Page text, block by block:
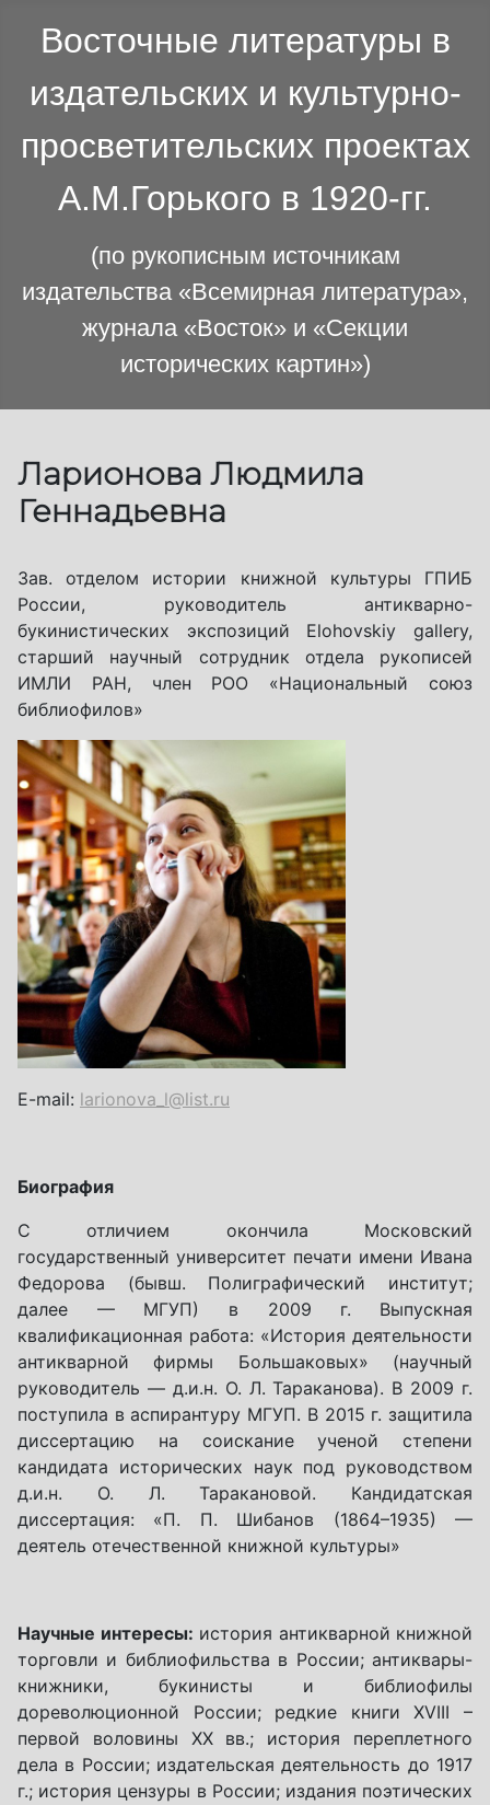
Восточные литературы в
издательских и культурно-
просветительских проектах
А.М.Горького в 1920-гг.
(по рукописным источникам
издательства «Всемирная литература»,
журнала «Восток» и «Секции
исторических картин»)
Ларионова Людмила
Геннадьевна
Зав. отделом истории книжной культуры ГПИБ
России, руководитель антикварно-
букинистических экспозиций Elohovskiy gallery,
старший научный сотрудник отдела рукописей
ИМЛИ РАН, член РОО «Национальный союз
библиофилов»
E-mail: larionova_l@list.ru
Биография
С отличием окончила Московский
государственный университет печати имени Ивана
Федорова (бывш. Полиграфический институт;
далее — МГУП) в 2009 г.
Выпускная
квалификационная работа: «История деятельности
антикварной фирмы Большаковых» (научный
руководитель — д.и.н. О. Л. Тараканова). В 2009 г.
поступила в аспирантуру МГУП. В 2015 г. защитила
диссертацию на соискание ученой степени
кандидата исторических наук под руководством
д.и.н. О. Л. Таракановой. Кандидатская
диссертация: «П. П. Шибанов (1864–1935) —
деятель отечественной книжной культуры»
Научные интересы: история антикварной книжной
торговли и библиофильства в России; антиквары-
книжники, букинисты и библиофилы
дореволюционной России; редкие книги XVIII –
первой воловины XX вв.; история переплетного
дела в России; издательская деятельность до 1917
г.; история цензуры в России; издания поэтических